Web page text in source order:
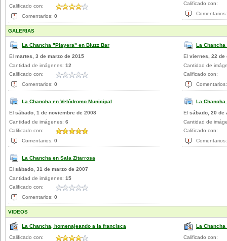
Calificado con:
Comentarios: 0
Calificado con:
GALERIAS
La Chancha "Playera" en Bluzz Bar
El martes, 3 de marzo de 2015
Cantidad de imágenes: 12
Calificado con:
Comentarios: 0
La Chancha
El viernes, 22 de
Cantidad de
Calificado con:
La Chancha en Velódromo Municipal
El sábado, 1 de noviembre de 2008
Cantidad de imágenes: 6
Calificado con:
Comentarios: 0
La Chancha
El sábado, 20 de
Cantidad de
Calificado con:
La Chancha en Sala Zitarrosa
El sábado, 31 de marzo de 2007
Cantidad de imágenes: 15
Calificado con:
Comentarios: 0
VIDEOS
La Chancha, homenajeando a la francisca
Calificado con:
La Chancha
Calificado con: